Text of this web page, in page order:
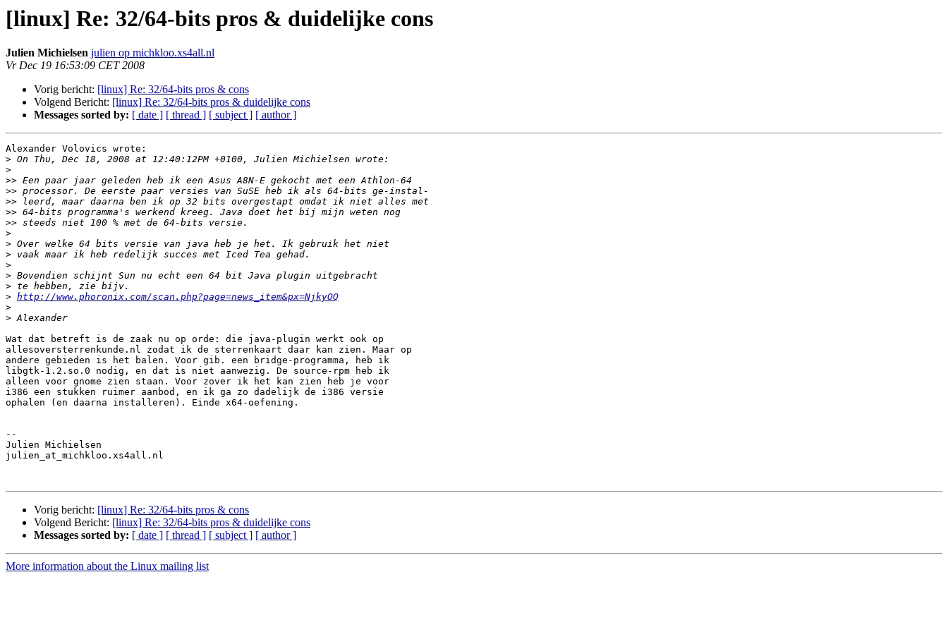
[linux] Re: 32/64-bits pros & duidelijke cons
Julien Michielsen julien op michkloo.xs4all.nl
Vr Dec 19 16:53:09 CET 2008
Vorig bericht: [linux] Re: 32/64-bits pros & cons
Volgend Bericht: [linux] Re: 32/64-bits pros & duidelijke cons
Messages sorted by: [ date ] [ thread ] [ subject ] [ author ]
Alexander Volovics wrote:
>
>
>>
>>
>>
>>
>>
>
>
>
>
>
>
> http://www.phoronix.com/scan.php?page=news_item&px=NjkyOQ
>
>
Wat dat betreft is de zaak nu op orde: die java-plugin werkt ook op
allesoversterrenkunde.nl zodat ik de sterrenkaart daar kan zien. Maar op
andere gebieden is het balen. Voor gib. een bridge-programma, heb ik
libgtk-1.2.so.0 nodig, en dat is niet aanwezig. De source-rpm heb ik
alleen voor gnome zien staan. Voor zover ik het kan zien heb je voor
i386 een stukken ruimer aanbod, en ik ga zo dadelijk de i386 versie
ophalen (en daarna installeren). Einde x64-oefening.
--
Julien Michielsen
julien_at_michkloo.xs4all.nl
Vorig bericht: [linux] Re: 32/64-bits pros & cons
Volgend Bericht: [linux] Re: 32/64-bits pros & duidelijke cons
Messages sorted by: [ date ] [ thread ] [ subject ] [ author ]
More information about the Linux mailing list